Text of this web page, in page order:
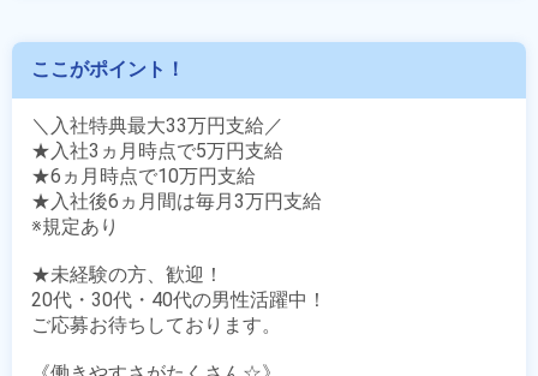
ここがポイント！
＼入社特典最大33万円支給／
★入社3ヵ月時点で5万円支給
★6ヵ月時点で10万円支給
★入社後6ヵ月間は毎月3万円支給
※規定あり
★未経験の方、歓迎！
20代・30代・40代の男性活躍中！
ご応募お待ちしております。